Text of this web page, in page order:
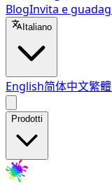
BlogInvita e
Italiano
English简体中文繁
Prodotti